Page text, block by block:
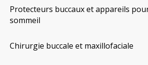
Protecteurs buccaux et appareils
sommeil
Chirurgie buccale et maxillofaciale